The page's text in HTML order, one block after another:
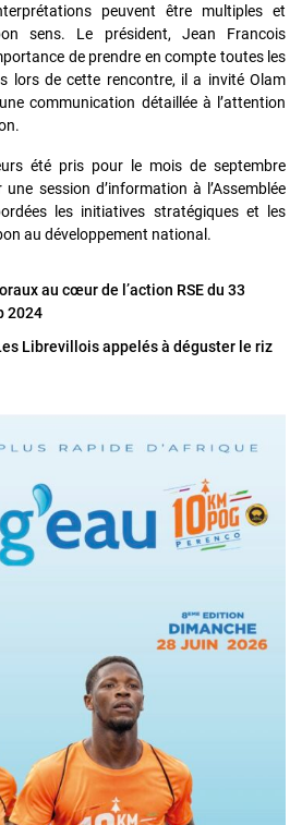
peuvent être multiples et
sens. Le président, Jean Francois
de prendre en compte toutes les
lors de cette rencontre, il a invité Olam
communication détaillée à l’attention
été pris pour le mois de septembre
session d’information à l’Assemblée
les initiatives stratégiques et les
au développement national.
au cœur de l’action RSE du 33
2024
Librevillois appelés à déguster le riz